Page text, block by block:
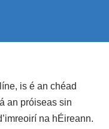
is é an chéad
an próiseas sin
na hÉireann.